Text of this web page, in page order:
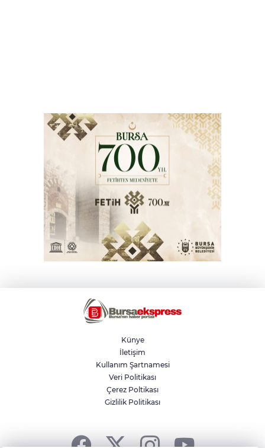
Künye
İletişim
Kullanım Şartnamesi
Veri Politikası
Çerez Poltikası
Gizlilik Politikası